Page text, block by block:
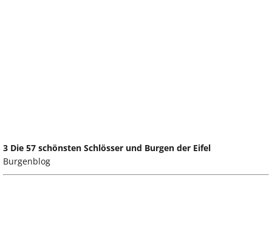
3 Die 57 schönsten Schlösser und Burgen der Eifel
Burgenblog